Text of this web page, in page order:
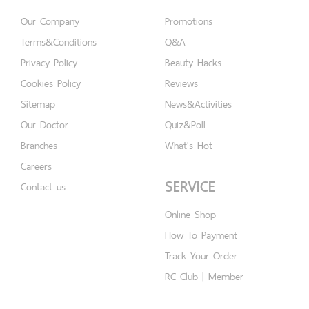
Our Company
Terms&Conditions
Privacy Policy
Cookies Policy
Sitemap
Our Doctor
Branches
Careers
Contact us
Promotions
Q&A
Beauty Hacks
Reviews
News&Activities
Quiz&Poll
What's Hot
SERVICE
Online Shop
How To Payment
Track Your Order
RC Club | Member